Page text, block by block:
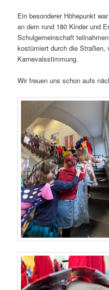
Ein besonderer Höhepunkt
an dem rund 180 Kinder und
Schulgemeinschaft
kostümiert durch die Straßen,
Karnevalsstimmung.
Wir freuen uns schon aufs